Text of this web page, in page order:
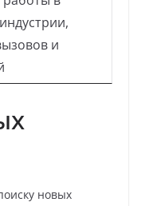
и
новых